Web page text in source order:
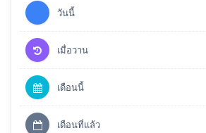
วันนี้
เมื่อวาน
เดือนนี้
เดือนที่แล้ว